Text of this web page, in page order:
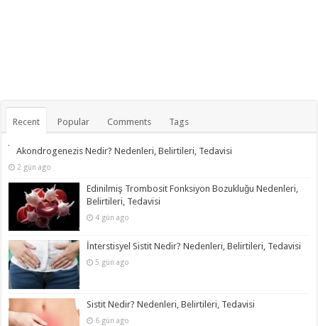
Recent Popular Comments Tags
Akondrogenezis Nedir? Nedenleri, Belirtileri, Tedavisi
2 gün ago
Edinilmiş Trombosit Fonksiyon Bozukluğu Nedenleri,
Belirtileri, Tedavisi
4 gün ago
İnterstisyel Sistit Nedir? Nedenleri, Belirtileri, Tedavisi
5 gün ago
Sistit Nedir? Nedenleri, Belirtileri, Tedavisi
6 gün ago